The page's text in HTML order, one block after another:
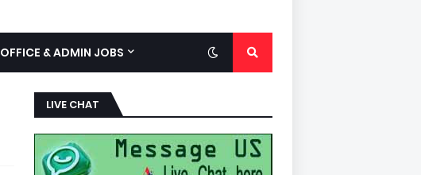
OFFICE & ADMIN JOBS
LIVE CHAT